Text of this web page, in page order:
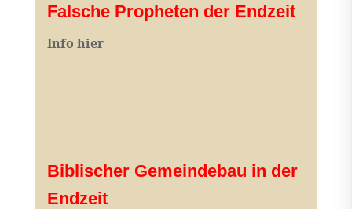
Falsche Propheten der Endzeit
Info hier
Biblischer Gemeindebau in der
Endzeit